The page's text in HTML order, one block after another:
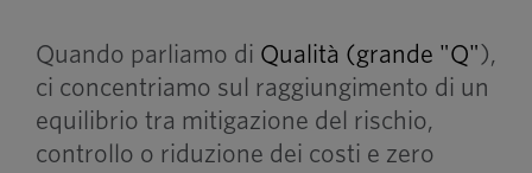
Quando parliamo di Qualità (grande "Q"),
ci concentriamo sul raggiungimento di un
equilibrio tra mitigazione del rischio,
controllo o riduzione dei costi e zero